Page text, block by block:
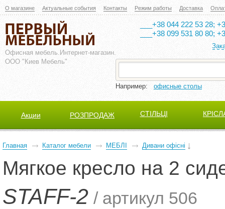
О магазине Актуальные события Контакты Режим работы Доставка
Офисная мебель. Интернет-магазин.
ООО "Киев Мебель"
___+38 044 222 53 28;
___+38 099 531 80 80;
Например: офисные столы
Акции РОЗПРОДАЖ СТІЛЬЦІ
Главная Каталог мебели МЕБЛІ Дивани офісні
Мягкое кресло на 2
STAFF-2 / артикул 506